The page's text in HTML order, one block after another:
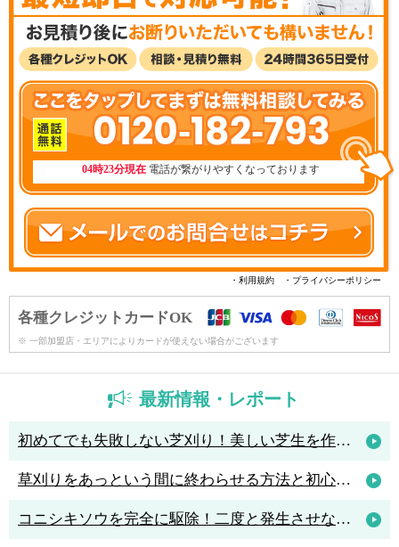
0120-182-793
04時23分現在 電話が繋がりやすくなっております
・利用規約 ・プライバシーポリシー
各種クレジットカードOK
※ 一部加盟店・エリアによりカードが使えない場合がございます
最新情報・レポート
初めてでも失敗しない芝刈り！美しい芝生を作るためのコツと人気の芝刈り機4選
草刈りをあっという間に終わらせる方法と初心者におすすめの草刈機3選
コニシキソウを完全に駆除！二度と発生させないポイントは「アリ駆除」